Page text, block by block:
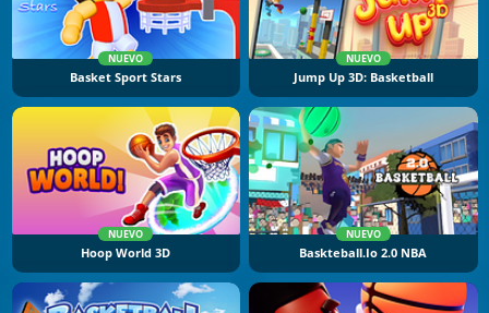
NUEVO
Basket Sport Stars
NUEVO
Jump Up 3D: Basketball
NUEVO
Hoop World 3D
NUEVO
Baskteball.io 2.0 NBA